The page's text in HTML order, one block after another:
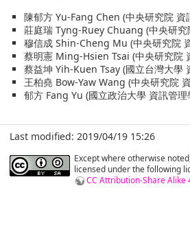
陳郁方 Yu-Fang Chen (中央研究院 資
莊庭瑞 Tyng-Ruey Chuang (中央研究
穆信成 Shin-Cheng Mu (中央研究院
蔡明憲 Ming-Hsien Tsai (中央研究院
蔡益坤 Yih-Kuen Tsay (國立台灣大學
王柏堯 Bow-Yaw Wang (中央研究院
郁方 Fang Yu (國立政治大學 資訊管理
Last modified: 2019/04/19 15:26
Except where otherwise
licensed under the following
CC Attribution-Share Alike